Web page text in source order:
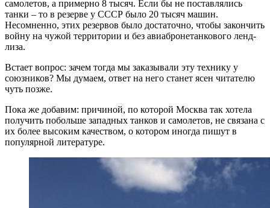
самолетов, а примерно 8 тысяч. Если бы не поставлялись
танки – то в резерве у СССР было 20 тысяч машин.
Несомненно, этих резервов было достаточно, чтобы закончить
войну на чужой территории и без авиабронетанкового ленд-
лиза.
Встает вопрос: зачем тогда мы заказывали эту технику у
союзников? Мы думаем, ответ на него станет ясен читателю
чуть позже.
Пока же добавим: причиной, по которой Москва так хотела
получить побольше западных танков и самолетов, не связана с
их более высоким качеством, о котором иногда пишут в
популярной литературе.